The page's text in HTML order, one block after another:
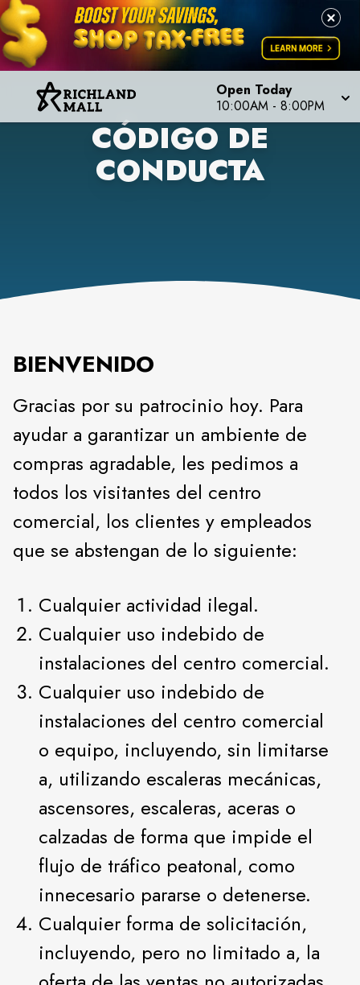
Open Today
10:00AM - 8:00PM
CÓDIGO DE
CONDUCTA
BIENVENIDO
Gracias por su patrocinio hoy. Para
ayudar a garantizar un ambiente de
compras agradable, les pedimos a
todos los visitantes del centro
comercial, los clientes y empleados
que se abstengan de lo siguiente:
Cualquier actividad ilegal.
Cualquier uso indebido de
instalaciones del centro comercial.
Cualquier uso indebido de
instalaciones del centro comercial
o equipo, incluyendo, sin limitarse
a, utilizando escaleras mecánicas,
ascensores, escaleras, aceras o
calzadas de forma que impide el
flujo de tráfico peatonal, como
innecesario pararse o detenerse.
Cualquier forma de solicitación,
incluyendo, pero no limitado a, la